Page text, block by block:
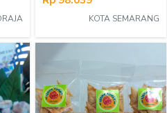
KOTA SEMARANG